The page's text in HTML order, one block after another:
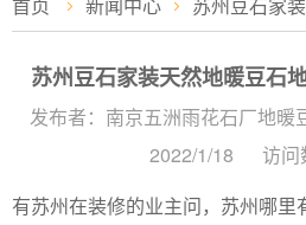
苏州豆石家装天然地暖豆石
发布者：南京五洲雨花石厂地暖
2022/1/18
访问
有苏州在装修的业主问，苏州哪里